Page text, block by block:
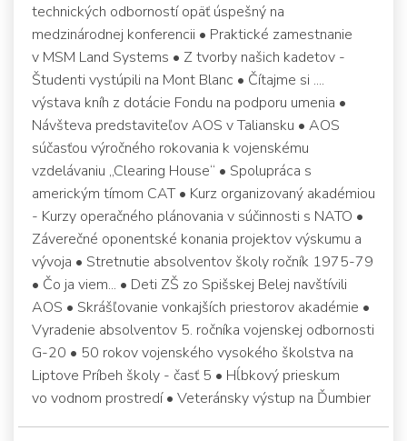
technických odborností opäť úspešný na
medzinárodnej konferencii • Praktické zamestnanie
v MSM Land Systems • Z tvorby našich kadetov -
Študenti vystúpili na Mont Blanc • Čítajme si ....
výstava kníh z dotácie Fondu na podporu umenia •
Návšteva predstaviteľov AOS v Taliansku • AOS
súčasťou výročného rokovania k vojenskému
vzdelávaniu „Clearing House“ • Spolupráca s
americkým tímom CAT • Kurz organizovaný akadémiou
- Kurzy operačného plánovania v súčinnosti s NATO •
Záverečné oponentské konania projektov výskumu a
vývoja • Stretnutie absolventov školy ročník 1975-79
• Čo ja viem... • Deti ZŠ zo Spišskej Belej navštívili
AOS • Skrášľovanie vonkajších priestorov akadémie •
Vyradenie absolventov 5. ročníka vojenskej odbornosti
G-20 • 50 rokov vojenského vysokého školstva na
Liptove Príbeh školy - časť 5 • Hĺbkový prieskum
vo vodnom prostredí • Veteránsky výstup na Ďumbier